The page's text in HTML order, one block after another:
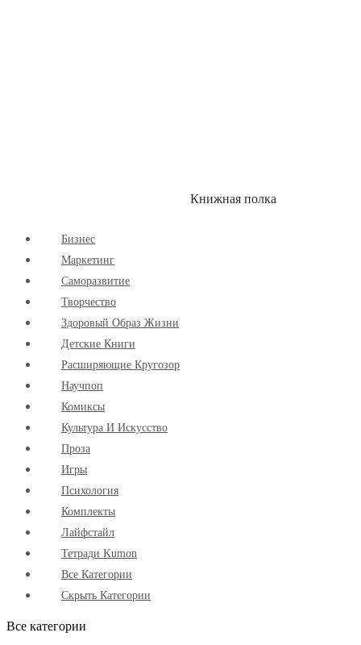
Книжная полка
Бизнес
Маркетинг
Cаморазвитие
Творчество
Здоровый Образ Жизни
Детские Книги
Расширяющие Кругозор
Научпоп
Комиксы
Культура И Искусство
Проза
Игры
Психология
Комплекты
Лайфстайл
Тетради Kumon
Все Категории
Скрыть Категории
Все категории